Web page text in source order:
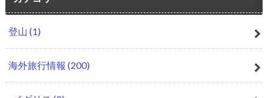
登山 (1)
海外旅行情報 (200)